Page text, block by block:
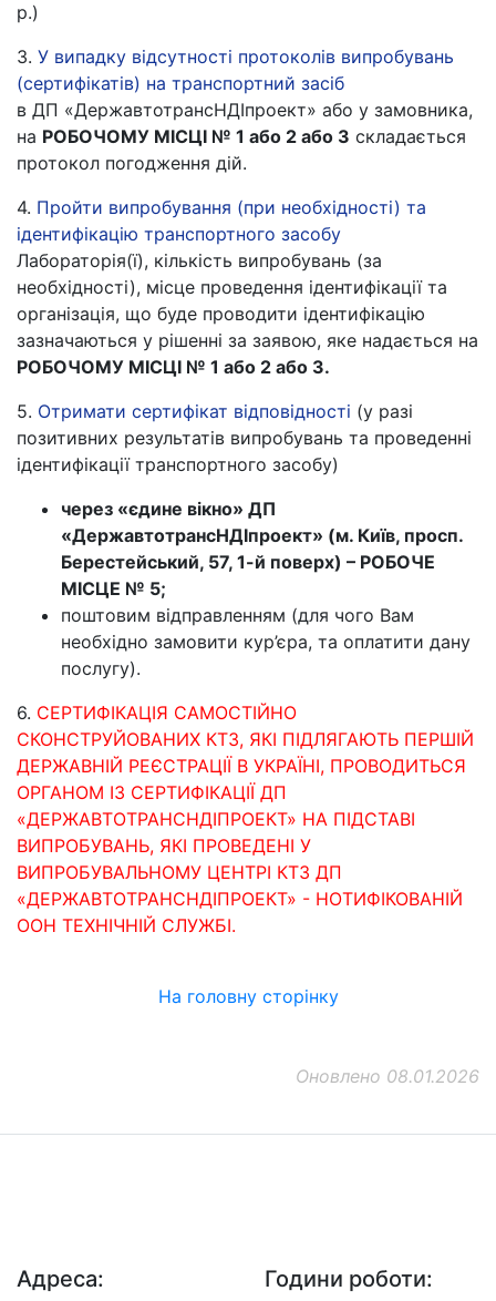
р.)
3. У випадку відсутності протоколів випробувань
(сертифікатів) на транспортний засіб
в ДП «ДержавтотрансНДІпроект» або у замовника,
на РОБОЧОМУ МІСЦІ № 1 або 2 або 3 складається
протокол погодження дій.
4. Пройти випробування (при необхідності) та
ідентифікацію транспортного засобу
Лабораторія(ї), кількість випробувань (за
необхідності), місце проведення ідентифікації та
організація, що буде проводити ідентифікацію
зазначаються у рішенні за заявою, яке надається на
РОБОЧОМУ МІСЦІ № 1 або 2 або 3.
5. Отримати сертифікат відповідності (у разі
позитивних результатів випробувань та проведенні
ідентифікації транспортного засобу)
через «єдине вікно» ДП
«ДержавтотрансНДІпроект» (м. Київ, просп.
Берестейський, 57, 1-й поверх) – РОБОЧЕ
МІСЦЕ № 5;
поштовим відправленням (для чого Вам
необхідно замовити кур’єра, та оплатити дану
послугу).
6. СЕРТИФІКАЦІЯ САМОСТІЙНО
СКОНСТРУЙОВАНИХ КТЗ, ЯКІ ПІДЛЯГАЮТЬ ПЕРШІЙ
ДЕРЖАВНІЙ РЕЄСТРАЦІЇ В УКРАЇНІ, ПРОВОДИТЬСЯ
ОРГАНОМ ІЗ СЕРТИФІКАЦІЇ ДП
«ДЕРЖАВТОТРАНСНДІПРОЕКТ» НА ПІДСТАВІ
ВИПРОБУВАНЬ, ЯКІ ПРОВЕДЕНІ У
ВИПРОБУВАЛЬНОМУ ЦЕНТРІ КТЗ ДП
«ДЕРЖАВТОТРАНСНДІПРОЕКТ» - НОТИФІКОВАНІЙ
ООН ТЕХНІЧНІЙ СЛУЖБІ.
На головну сторінку
Оновлено 08.01.2026
Адреса: Години роботи: